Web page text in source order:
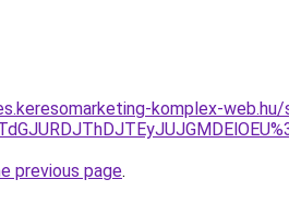
komplex-
previous page.